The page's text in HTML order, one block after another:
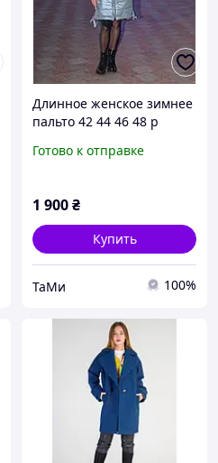
Длинное женское зимнее
пальто 42 44 46 48 р
Готово к отправке
1 900₴
Купить
ТаМи 100%